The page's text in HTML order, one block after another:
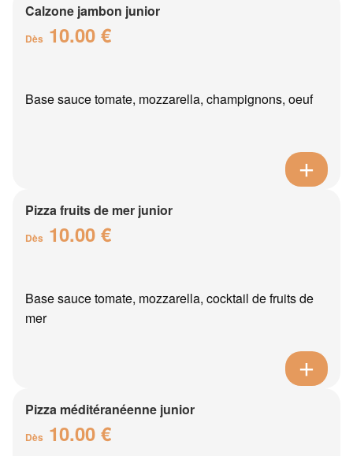
Calzone jambon junior
Dès 10.00 €
Base sauce tomate, mozzarella, champignons, oeuf
Pizza fruits de mer junior
Dès 10.00 €
Base sauce tomate, mozzarella, cocktail de fruits de
mer
Pizza méditéranéenne junior
Dès 10.00 €